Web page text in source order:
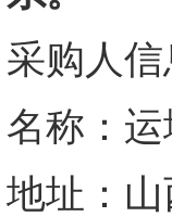
采购人信
名称：
地址：